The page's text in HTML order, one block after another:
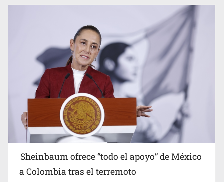
Titular de Ipejal es aún directivo de un banco
Sheinbaum ofrece “todo el apoyo” de México
a Colombia tras el terremoto